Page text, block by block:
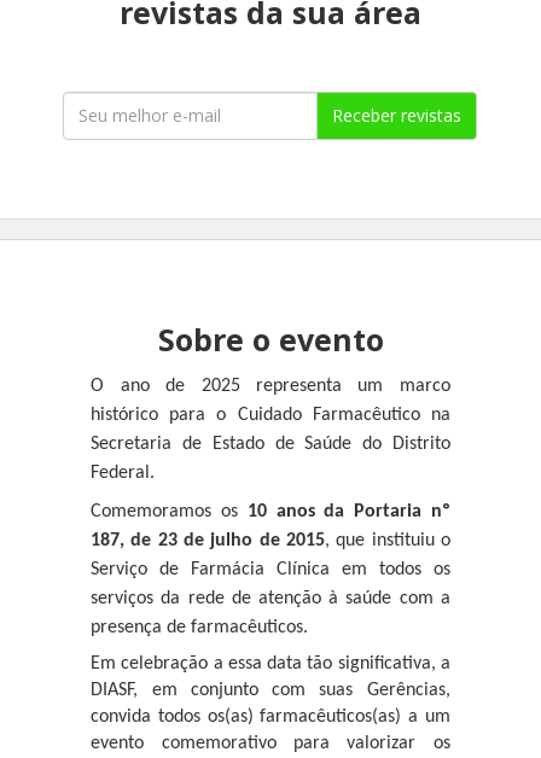
revistas da sua área
Receber revistas
Sobre o evento
O ano de 2025 representa um marco
histórico para o Cuidado Farmacêutico na
Secretaria de Estado de Saúde do Distrito
Federal.
Comemoramos os 10 anos da Portaria nº
187, de 23 de julho de 2015, que instituiu o
Serviço de Farmácia Clínica em todos os
serviços da rede de atenção à saúde com a
presença de farmacêuticos.
Em celebração a essa data tão significativa, a
DIASF, em conjunto com suas Gerências,
convida todos os(as) farmacêuticos(as) a um
evento comemorativo para valorizar os